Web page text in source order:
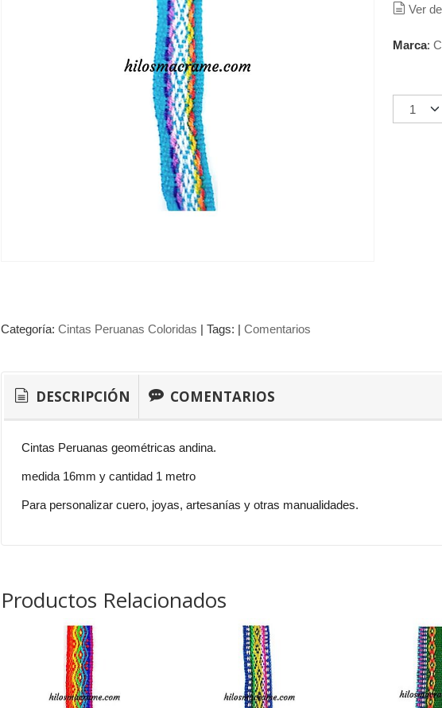
Ver
Marca:
Categoría: Cintas Peruanas Coloridas | Tags: | Comentarios
DESCRIPCIÓN COMENTARIOS
Cintas Peruanas geométricas andina.
medida 16mm y cantidad 1 metro
Para personalizar cuero, joyas, artesanías y otras manualidades.
Productos Relacionados